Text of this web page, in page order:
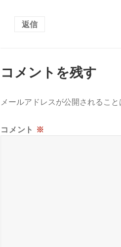
返信
コメントを残す
メールアドレスが公開されること
コメント ※